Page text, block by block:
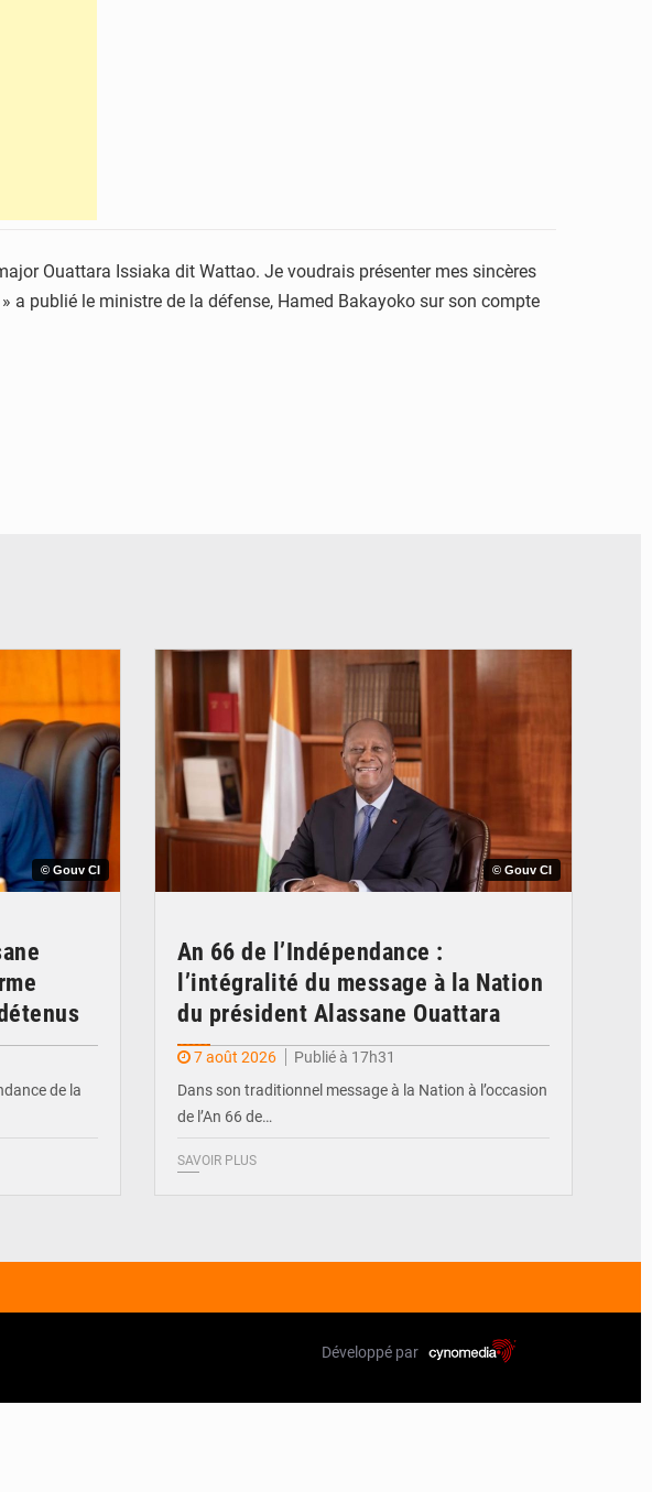
Ouattara Issiaka dit Wattao. Je voudrais présenter mes sincères
a publié le ministre de la défense, Hamed Bakayoko sur son compte
© Gouv CI
de la
© Gouv CI
An 66 de l’Indépendance :
l’intégralité du message à la Nation
du président Alassane Ouattara
7 août 2026
Publié à 17h31
Dans son traditionnel message à la Nation à l’occasion
de l’An 66 de…
SAVOIR PLUS
Développé par